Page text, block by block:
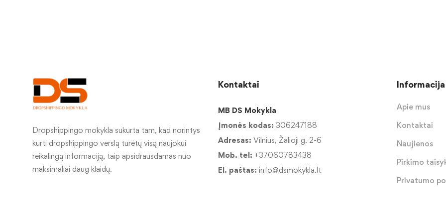
Dropshippingo mokykla sukurta tam, kad norintys
kurti dropshippingo verslą turėtų visą naujokui
reikalingą informaciją, taip apsidrausdamas nuo
maksimaliai daug klaidų.
Kontaktai
MB DS Mokykla
Įmonės kodas: 306247188
Adresas: Vilnius, Žalioji g. 2-6
Mob. tel: +37060783438
El. paštas: info@dsmokykla.lt
Informacija
Apie mus
Kontaktai
Naujienos
Pirkimo
Privatumo